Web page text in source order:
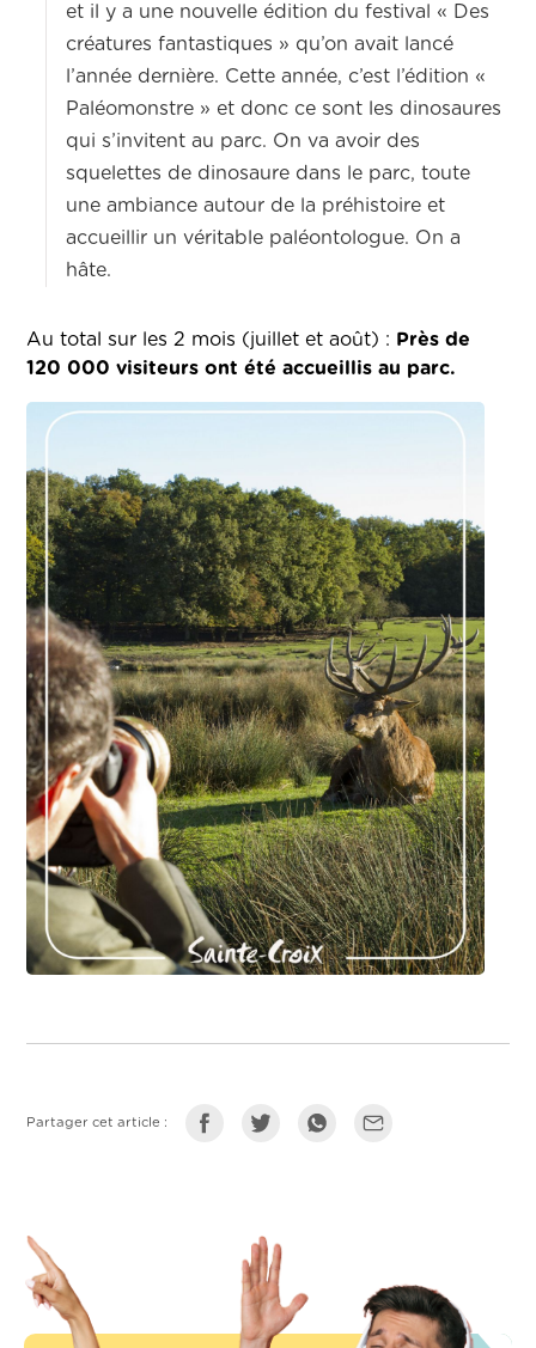
et il y a une nouvelle édition du festival « Des
créatures fantastiques » qu’on avait lancé
l’année dernière. Cette année, c’est l’édition «
Paléomonstre » et donc ce sont les dinosaures
qui s’invitent au parc. On va avoir des
squelettes de dinosaure dans le parc, toute
une ambiance autour de la préhistoire et
accueillir un véritable paléontologue. On a
hâte.
Au total sur les 2 mois (juillet et août) : Près de
120 000 visiteurs ont été accueillis au parc.
Partager cet article :